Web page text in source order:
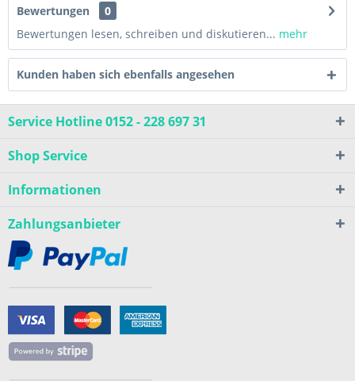
Bewertungen
0
Bewertungen lesen, schreiben und diskutieren... mehr
Kunden haben sich ebenfalls angesehen
Service Hotline 0152 - 228 697 31
Shop Service
Informationen
Zahlungsanbieter